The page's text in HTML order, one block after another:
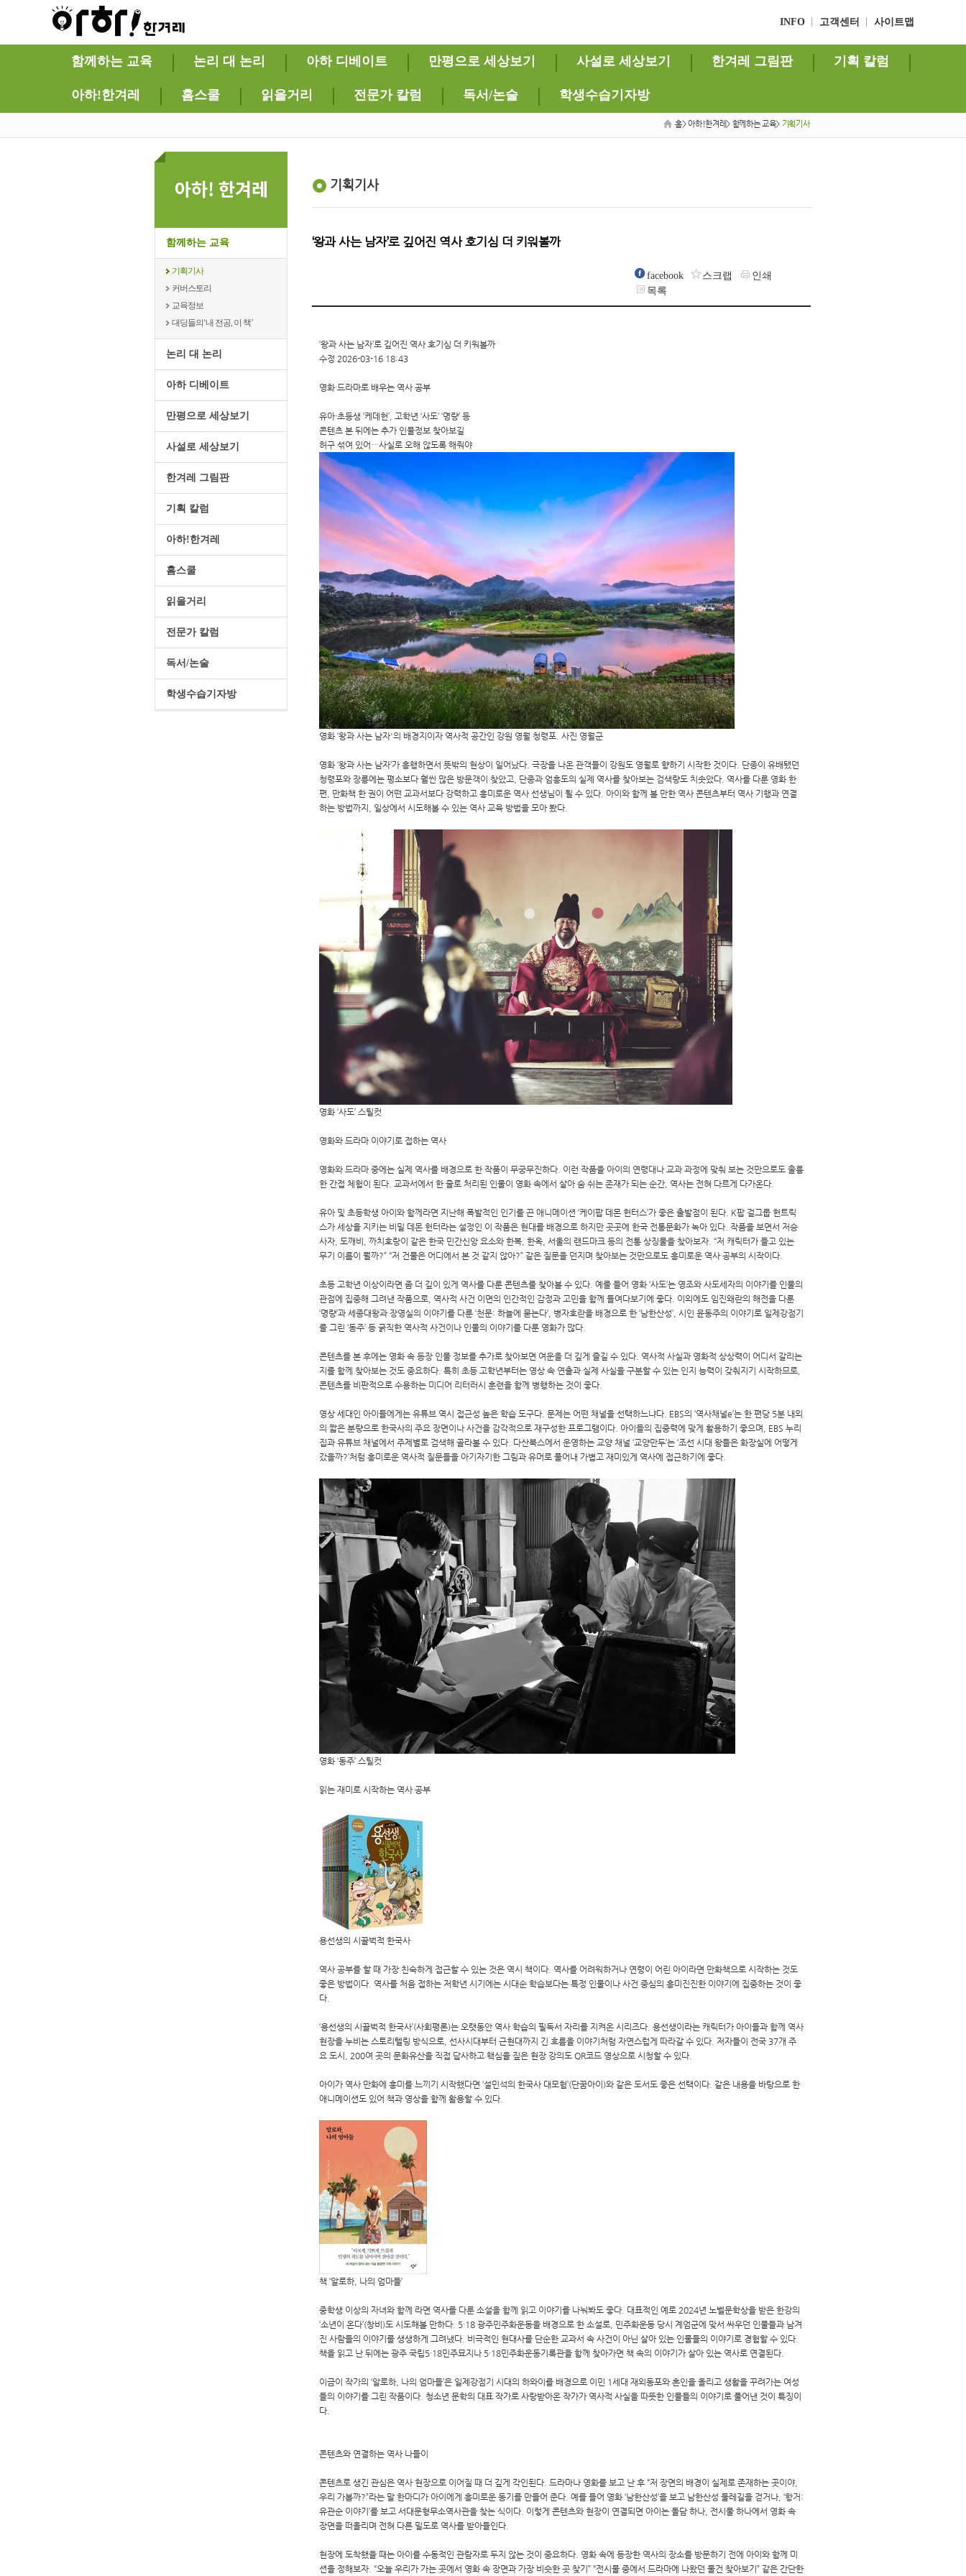
INFO 고객센터 사이트맵
함께하는 교육 논리 대 논리 아하 디베이트 만평으로 세상보기 사설로 세상보기 한겨레 그림판 기획 칼럼
아하!한겨레 홈스쿨 읽을거리 전문가 칼럼 독서/논술 학생수습기자방
홈> 아하!한겨레> 함께하는 교육> 기획기사
함께하는 교육
기획기사
커버스토리
교육정보
대딩들의‘내 전공, 이 책’
논리 대 논리
아하 디베이트
만평으로 세상보기
사설로 세상보기
한겨레 그림판
기획 칼럼
아하!한겨레
홈스쿨
읽을거리
전문가 칼럼
독서/논술
학생수습기자방
기획기사
‘왕과 사는 남자’로 깊어진 역사 호기심 더 키워볼까
facebook 스크랩
인쇄
목록
‘왕과 사는 남자’로 깊어진 역사 호기심 더 키워볼까
수정 2026-03-16 18:43
영화·드라마로 배우는 역사 공부
유아·초등생 ‘케데헌’, 고학년 ‘사도’ ‘명량’ 등
콘텐츠 본 뒤에는 추가 인물정보 찾아보길
허구 섞여 있어…사실로 오해 않도록 해줘야
영화 ‘왕과 사는 남자'의 배경지이자 역사적 공간인 강원 영월 청령포. 사진 영월군
영화 ‘왕과 사는 남자’가 흥행하면서 뜻밖의 현상이 일어났다. 극장을 나온 관객들이 강원도 영월로 향하기 시작한 것이다. 단종이 유배됐던
청령포와 장릉에는 평소보다 훨씬 많은 방문객이 찾았고, 단종과 엄흥도의 실제 역사를 찾아보는 검색량도 치솟았다. 역사를 다룬 영화 한
편, 만화책 한 권이 어떤 교과서보다 강력하고 흥미로운 역사 선생님이 될 수 있다. 아이와 함께 볼 만한 역사 콘텐츠부터 역사 기행과 연결
하는 방법까지, 일상에서 시도해볼 수 있는 역사 교육 방법을 모아 봤다.
영화 ‘사도’ 스틸컷
영화와 드라마 이야기로 접하는 역사
영화와 드라마 중에는 실제 역사를 배경으로 한 작품이 무궁무진하다. 이런 작품을 아이의 연령대나 교과 과정에 맞춰 보는 것만으로도 훌륭
한 간접 체험이 된다. 교과서에서 한 줄로 처리된 인물이 영화 속에서 살아 숨 쉬는 존재가 되는 순간, 역사는 전혀 다르게 다가온다.
유아 및 초등학생 아이와 함께라면 지난해 폭발적인 인기를 끈 애니메이션 ‘케이팝 데몬 헌터스’가 좋은 출발점이 된다. K팝 걸그룹 헌트릭
스가 세상을 지키는 비밀 데몬 헌터라는 설정인 이 작품은 현대를 배경으로 하지만 곳곳에 한국 전통문화가 녹아 있다. 작품을 보면서 저승
사자, 도깨비, 까치호랑이 같은 한국 민간신앙 요소와 한복, 한옥, 서울의 랜드마크 등의 전통 상징물을 찾아보자. “저 캐릭터가 들고 있는
무기 이름이 뭘까?” “저 건물은 어디에서 본 것 같지 않아?” 같은 질문을 던지며 찾아보는 것만으로도 흥미로운 역사 공부의 시작이다.
초등 고학년 이상이라면 좀 더 깊이 있게 역사를 다룬 콘텐츠를 찾아볼 수 있다. 예를 들어 영화 ‘사도’는 영조와 사도세자의 이야기를 인물의
관점에 집중해 그려낸 작품으로, 역사적 사건 이면의 인간적인 감정과 고민을 함께 들여다보기에 좋다. 이외에도 임진왜란의 해전을 다룬
‘명량’과 세종대왕과 장영실의 이야기를 다룬 ‘천문: 하늘에 묻는다’, 병자호란을 배경으로 한 ‘남한산성’, 시인 윤동주의 이야기로 일제강점기
를 그린 ‘동주’ 등 굵직한 역사적 사건이나 인물의 이야기를 다룬 영화가 많다.
콘텐츠를 본 후에는 영화 속 등장 인물 정보를 추가로 찾아보면 여운을 더 깊게 즐길 수 있다. 역사적 사실과 영화적 상상력이 어디서 갈리는
지를 함께 찾아보는 것도 중요하다. 특히 초등 고학년부터는 영상 속 연출과 실제 사실을 구분할 수 있는 인지 능력이 갖춰지기 시작하므로,
콘텐츠를 비판적으로 수용하는 미디어 리터러시 훈련을 함께 병행하는 것이 좋다.
영상 세대인 아이들에게는 유튜브 역시 접근성 높은 학습 도구다. 문제는 어떤 채널을 선택하느냐다. EBS의 ‘역사채널e’는 한 편당 5분 내외
의 짧은 분량으로 한국사의 주요 장면이나 사건을 감각적으로 재구성한 프로그램이다. 아이들의 집중력에 맞게 활용하기 좋으며, EBS 누리
집과 유튜브 채널에서 주제별로 검색해 골라볼 수 있다. 다산북스에서 운영하는 교양 채널 ‘교양만두’는 ‘조선 시대 왕들은 화장실에 어떻게
갔을까?’처럼 흥미로운 역사적 질문들을 아기자기한 그림과 유머로 풀어내 가볍고 재미있게 역사에 접근하기에 좋다.
영화 ‘동주’ 스틸컷
읽는 재미로 시작하는 역사 공부
용선생의 시끌벅적 한국사
역사 공부를 할 때 가장 친숙하게 접근할 수 있는 것은 역시 책이다. 역사를 어려워하거나 연령이 어린 아이라면 만화책으로 시작하는 것도
좋은 방법이다. 역사를 처음 접하는 저학년 시기에는 시대순 학습보다는 특정 인물이나 사건 중심의 흥미진진한 이야기에 집중하는 것이 좋
다.
‘용선생의 시끌벅적 한국사’(사회평론)는 오랫동안 역사 학습의 필독서 자리를 지켜온 시리즈다. 용선생이라는 캐릭터가 아이들과 함께 역사
현장을 누비는 스토리텔링 방식으로, 선사시대부터 근현대까지 긴 흐름을 이야기처럼 자연스럽게 따라갈 수 있다. 저자들이 전국 37개 주
요 도시, 200여 곳의 문화유산을 직접 답사하고 핵심을 짚은 현장 강의도 QR코드 영상으로 시청할 수 있다.
아이가 역사 만화에 흥미를 느끼기 시작했다면 ‘설민석의 한국사 대모험’(단꿈아이)와 같은 도서도 좋은 선택이다. 같은 내용을 바탕으로 한
애니메이션도 있어 책과 영상을 함께 활용할 수 있다.
책 ‘알로하, 나의 엄마들’
중학생 이상의 자녀와 함께 라면 역사를 다룬 소설을 함께 읽고 이야기를 나눠봐도 좋다. 대표적인 예로 2024년 노벨문학상을 받은 한강의
‘소년이 온다’(창비)도 시도해볼 만하다. 5·18 광주민주화운동을 배경으로 한 소설로, 민주화운동 당시 계엄군에 맞서 싸우던 인물들과 남겨
진 사람들의 이야기를 생생하게 그려냈다. 비극적인 현대사를 단순한 교과서 속 사건이 아닌 살아 있는 인물들의 이야기로 경험할 수 있다.
책을 읽고 난 뒤에는 광주 국립5·18민주묘지나 5·18민주화운동기록관을 함께 찾아가면 책 속의 이야기가 살아 있는 역사로 연결된다.
이금이 작가의 ‘알로하, 나의 엄마들’은 일제강점기 시대의 하와이를 배경으로 이민 1세대 재외동포와 혼인을 올리고 생활을 꾸려가는 여성
들의 이야기를 그린 작품이다. 청소년 문학의 대표 작가로 사랑받아온 작가가 역사적 사실을 따뜻한 인물들의 이야기로 풀어낸 것이 특징이
다.
콘텐츠와 연결하는 역사 나들이
콘텐츠로 생긴 관심은 역사 현장으로 이어질 때 더 깊게 각인된다. 드라마나 영화를 보고 난 후 “저 장면의 배경이 실제로 존재하는 곳이야,
우리 가볼까?”라는 말 한마디가 아이에게 흥미로운 동기를 만들어 준다. 예를 들어 영화 ‘남한산성’을 보고 남한산성 둘레길을 걷거나, ‘항거:
유관순 이야기’를 보고 서대문형무소역사관을 찾는 식이다. 이렇게 콘텐츠와 현장이 연결되면 아이는 돌담 하나, 전시물 하나에서 영화 속
장면을 떠올리며 전혀 다른 밀도로 역사를 받아들인다.
현장에 도착했을 때는 아이를 수동적인 관람자로 두지 않는 것이 중요하다. 영화 속에 등장한 역사의 장소를 방문하기 전에 아이와 함께 미
션을 정해보자. “오늘 우리가 가는 곳에서 영화 속 장면과 가장 비슷한 곳 찾기” “전시물 중에서 드라마에 나왔던 물건 찾아보기” 같은 간단한